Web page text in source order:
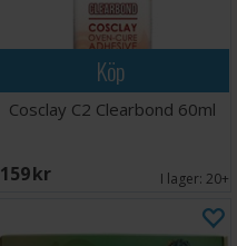
Köp
Cosclay C2 Clearbond 60ml
159 SEK I lager: 20+